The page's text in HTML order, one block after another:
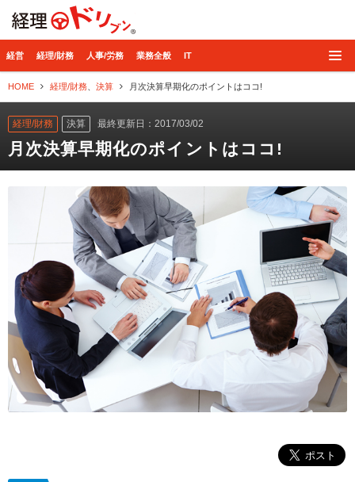
経営 経理/財務 人事/労務 業務全般 IT
HOME 経理/財務 決算 月次決算早期化のポイントはココ!
経理/財務 決算 最終更新日：2017/03/02
月次決算早期化のポイントはココ!